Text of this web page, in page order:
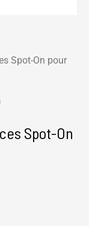
Spot-On pour
Spot-On